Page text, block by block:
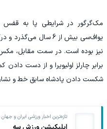
مک‌گرگور در شرایطی پا به قفس
یو‌اف‌سی بیش از 6 سال
نیز بوده است. در سمت مقابل،
شکست دادن پادشاه سابق خط و نشان
تازه‌ترین اخبار ورزشی ایران و جهان